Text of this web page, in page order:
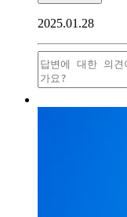
2025.01.28